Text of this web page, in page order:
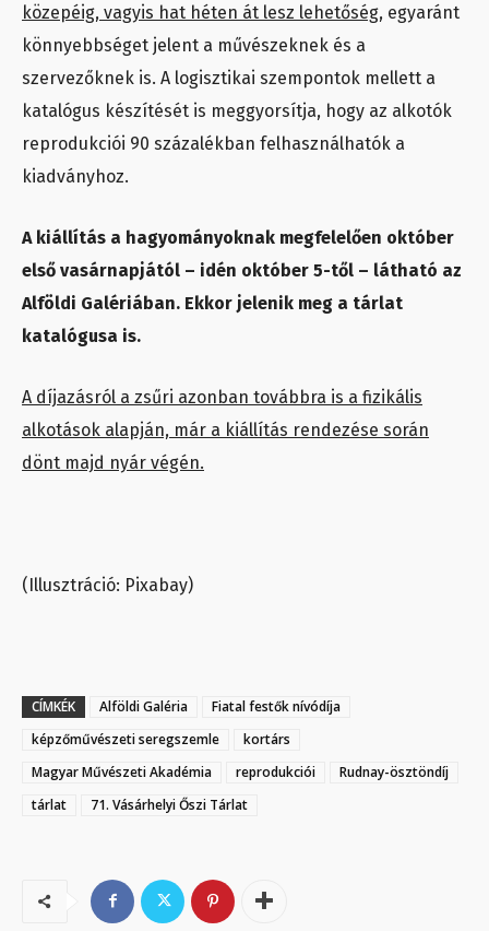
közepéig, vagyis hat héten át lesz lehetőség, egyaránt
könnyebbséget jelent a művészeknek és a
szervezőknek is. A logisztikai szempontok mellett a
katalógus készítését is meggyorsítja, hogy az alkotók
reprodukciói 90 százalékban felhasználhatók a
kiadványhoz.
A kiállítás a hagyományoknak megfelelően október
első vasárnapjától – idén október 5-től – látható az
Alföldi Galériában. Ekkor jelenik meg a tárlat
katalógusa is.
A díjazásról a zsűri azonban továbbra is a fizikális
alkotások alapján, már a kiállítás rendezése során
dönt majd nyár végén.
(Illusztráció: Pixabay)
CÍMKÉK Alföldi Galéria
Fiatal festők nívódíja
képzőművészeti seregszemle
kortárs
Magyar Művészeti Akadémia
reprodukciói
Rudnay-ösztöndíj
tárlat
71. Vásárhelyi Őszi Tárlat